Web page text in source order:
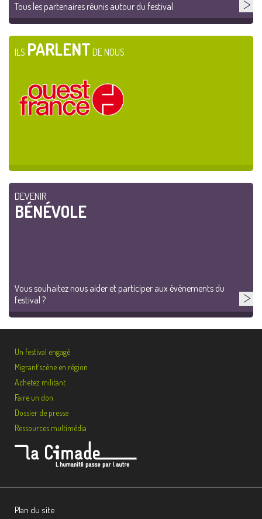
Tous les partenaires réunis autour du festival
ILS PARLENT DE NOUS
DEVENIR
BÉNÉVOLE
Vous souhaitez nous aider et participer aux événements du
festival ?
Un festival engagé
Migrant’scène en région
Achetez militant
Faire un don
Dossier de presse
Ressources multimédia
Plan du site